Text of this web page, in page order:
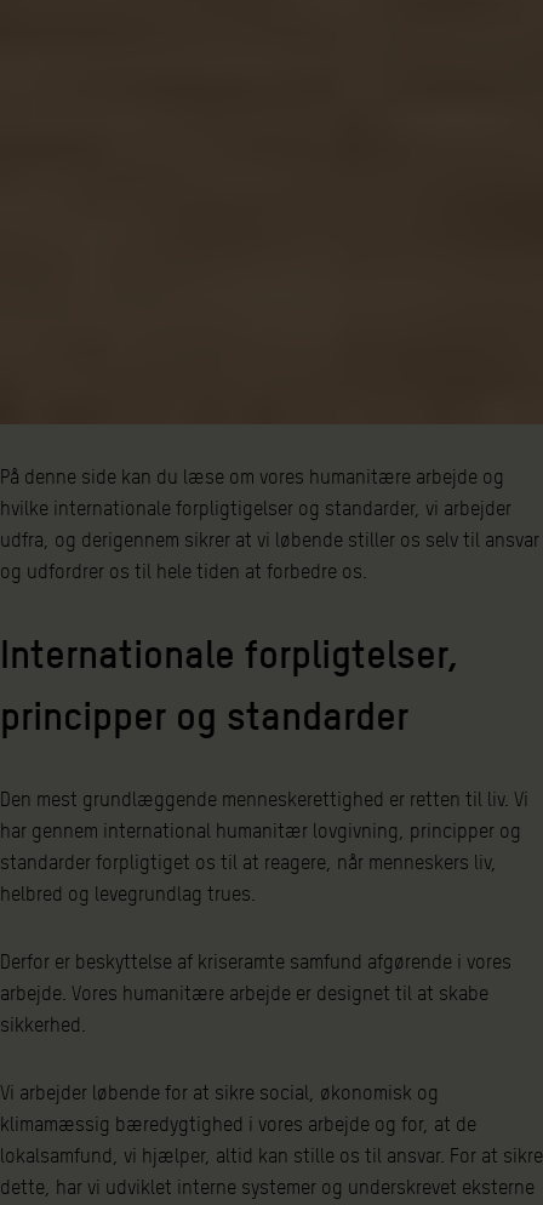
På denne side kan du læse om vores humanitære arbejde og
hvilke internationale forpligtigelser og standarder, vi arbejder
udfra, og derigennem sikrer at vi løbende stiller os selv til ansvar
og udfordrer os til hele tiden at forbedre os.
Internationale forpligtelser,
principper og standarder
Den mest grundlæggende menneskerettighed er retten til liv. Vi
har gennem international humanitær lovgivning, principper og
standarder forpligtiget os til at reagere, når menneskers liv,
helbred og levegrundlag trues.
Derfor er beskyttelse af kriseramte samfund afgørende i vores
arbejde. Vores humanitære arbejde er designet til at skabe
sikkerhed.
Vi arbejder løbende for at sikre social, økonomisk og
klimamæssig bæredygtighed i vores arbejde og for, at de
lokalsamfund, vi hjælper, altid kan stille os til ansvar. For at sikre
dette, har vi udviklet interne systemer og underskrevet eksterne